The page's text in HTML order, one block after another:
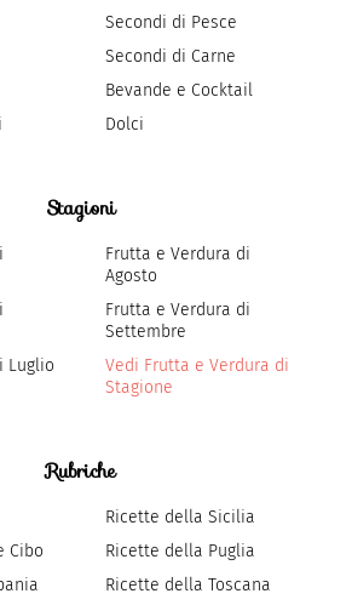
Secondi di Pesce
Secondi di Carne
Bevande e Cocktail
Dolci
Stagioni
Luglio
Frutta e Verdura di
Agosto
Frutta e Verdura di
Settembre
Vedi Frutta e Verdura di
Stagione
Rubriche
Cibo
Ricette della Sicilia
Ricette della Puglia
Ricette della Toscana